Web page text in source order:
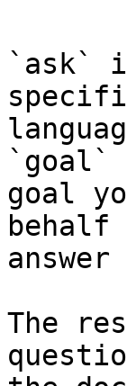
`ask`
`goal`
goal
The